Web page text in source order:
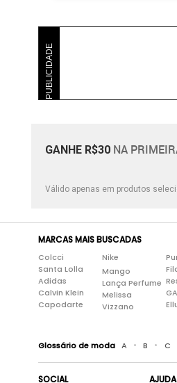
PUBLICIDADE
GANHE R$30 NA
Válido apenas em produtos
MARCAS MAIS BUSCADAS
Colcci
Santa Lolla
Adidas
Calvin Klein
Capodarte
Nike
Mango
Lança Perfume
Melissa
Vizzano
Glossário de moda A • B • C
SOCIAL AJUDA